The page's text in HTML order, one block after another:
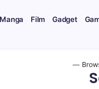
Film Gadget